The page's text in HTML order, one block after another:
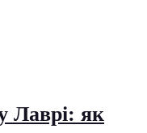
Лаврі: як